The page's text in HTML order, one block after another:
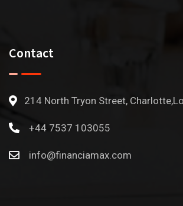
Contact
214 North Tryon Street,
+44 7537 103055
info@financiamax.com